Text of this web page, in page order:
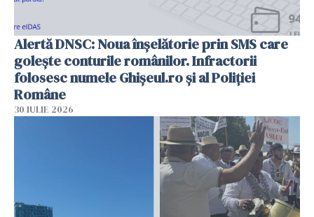
Alertă DNSC: Noua înșelătorie prin SMS care
golește conturile românilor. Infractorii
folosesc numele Ghișeul.ro și al Poliției
Române
30 IULIE 2026